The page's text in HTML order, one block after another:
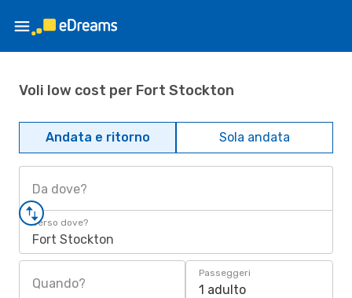
Voli low cost per Fort Stockton
Andata e ritorno Sola andata
Da dove?
Verso dove?
Fort Stockton
Quando?
Passeggeri
1 adulto